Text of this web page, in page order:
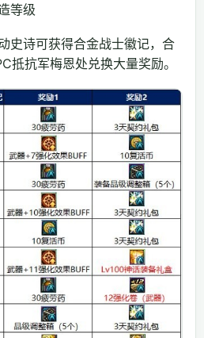
等级
史诗可获得合金战士徽记，合
抵抗军梅恩处兑换大量奖励。